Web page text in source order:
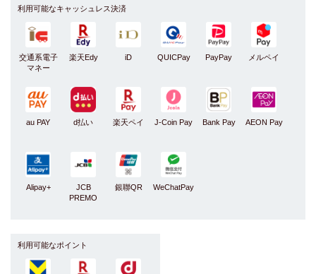
利用可能なキャッシュレス決済
交通系電子
マネー
楽天Edy iD QUICPay PayPay メルペイ
au PAY d払い 楽天ペイ J-Coin Pay Bank Pay AEON Pay
Alipay+
JCB
PREMO
銀聯QR WeChatPay
利用可能なポイント